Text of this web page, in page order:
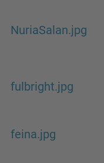
NuriaSalan.jpg
fulbright.jpg
feina.jpg